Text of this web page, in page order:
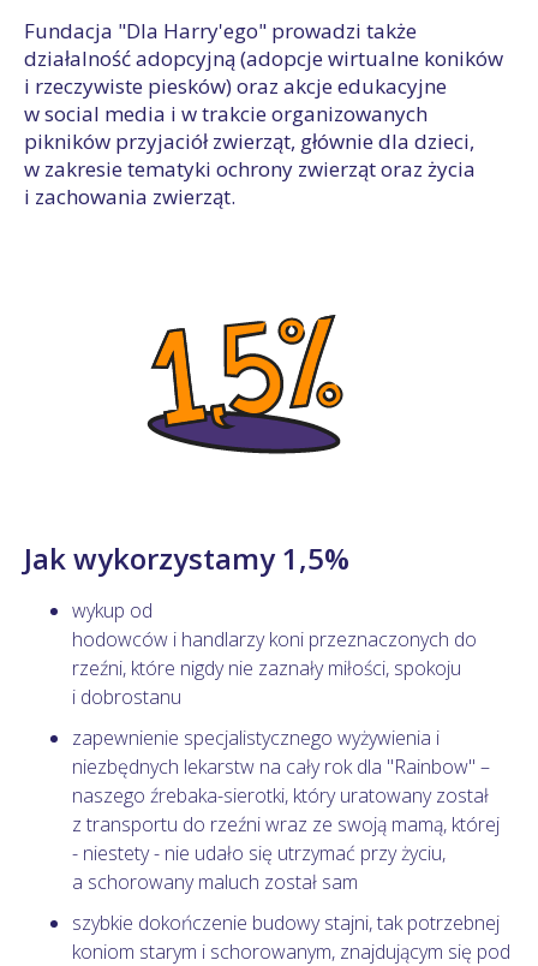
Fundacja "Dla Harry'ego" prowadzi także
działalność adopcyjną (adopcje wirtualne koników
i rzeczywiste piesków) oraz akcje edukacyjne
w social media i w trakcie organizowanych
pikników przyjaciół zwierząt, głównie dla dzieci,
w zakresie tematyki ochrony zwierząt oraz życia
i zachowania zwierząt.
Jak wykorzystamy 1,5%
wykup od
hodowców i handlarzy koni przeznaczonych do
rzeźni, które nigdy nie zaznały miłości, spokoju
i dobrostanu
zapewnienie specjalistycznego wyżywienia i
niezbędnych lekarstw na cały rok dla "Rainbow" –
naszego źrebaka-sierotki, który uratowany został
z transportu do rzeźni wraz ze swoją mamą, której
- niestety - nie udało się utrzymać przy życiu,
a schorowany maluch został sam
szybkie dokończenie budowy stajni, tak potrzebnej
koniom starym i schorowanym, znajdującym się pod